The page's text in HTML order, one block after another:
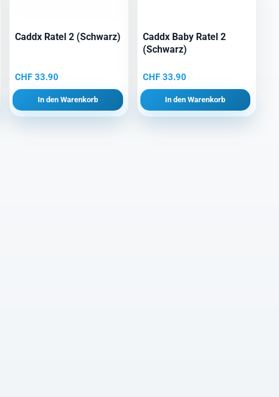
Caddx Ratel 2 (Schwarz)
CHF 33.90
In den Warenkorb
Caddx Baby Ratel 2
(Schwarz)
CHF33.90
In den Warenkorb